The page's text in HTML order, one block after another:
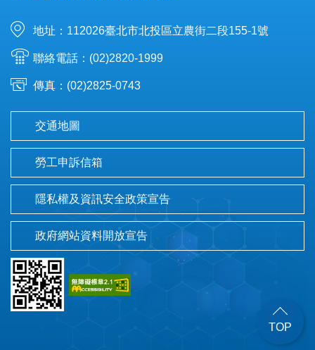
地址：112026臺北市北投區立農街二段155-1號
聯絡電話：(02)2820-1999
傳真：(02)2825-0743
交通地圖
勞工申訴信箱
隱私權及資訊安全政策宣告
政府網站資料開放宣告
TOP